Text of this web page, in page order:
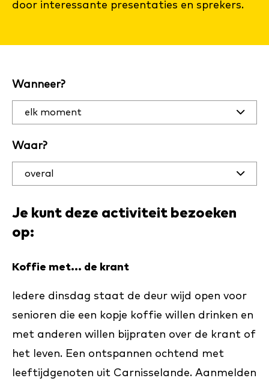
door interessante presentaties en sprekers.
Filter
activiteiten
op datum
en plaats
Wanneer?
Waar?
Je kunt deze activiteit bezoeken
op:
Koffie met... de krant
Iedere dinsdag staat de deur wijd open voor
senioren die een kopje koffie willen drinken en
met anderen willen bijpraten over de krant of
het leven. Een ontspannen ochtend met
leeftijdgenoten uit Carnisselande. Aanmelden